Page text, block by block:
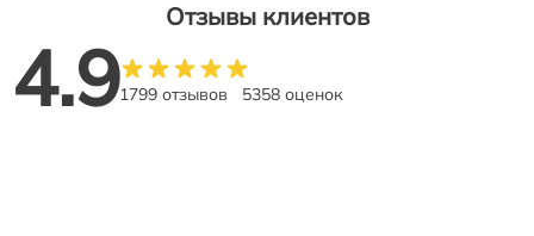
Отзывы клиентов
4.91799 отзывов 5358 оценок